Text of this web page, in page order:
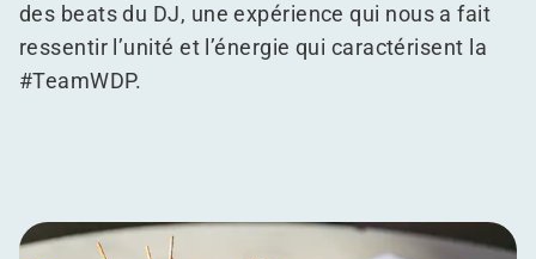
des beats du DJ, une expérience qui nous a fait
ressentir l’unité et l’énergie qui caractérisent la
#TeamWDP.